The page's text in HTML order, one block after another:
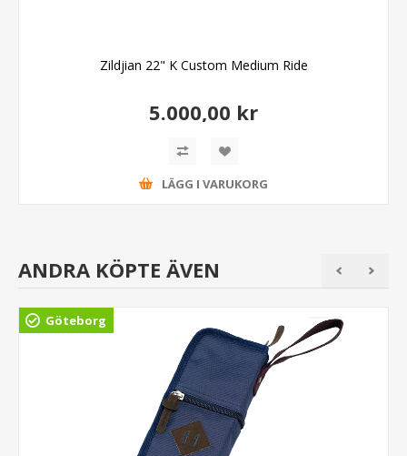
Zildjian 22" K Custom Medium Ride
5.000,00 kr
LÄGG I VARUKORG
ANDRA KÖPTE ÄVEN
Göteborg